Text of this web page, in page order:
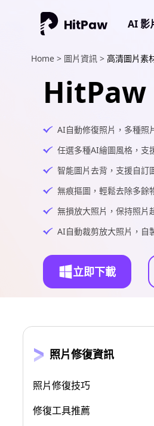
AI 影
Home > 圖片資訊 > 高清圖片素
AI自動修復照片，多種照
任選多種AI繪圖風格，支
智能圖片去背，支援自訂
無痕摳圖，輕鬆去除多餘
無損放大照片，保持照片
AI自動裁剪放大照片，自
立即下載
照片修復資訊
照片修復技巧
修復工具推薦